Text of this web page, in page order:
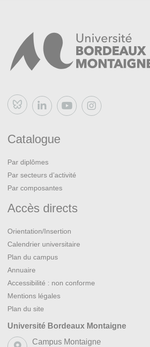
Bluesky
Catalogue
Par diplômes
Par secteurs d’activité
Par composantes
Accès directs
Orientation/Insertion
Calendrier universitaire
Plan du campus
Annuaire
Accessibilité : non conforme
Mentions légales
Plan du site
Université Bordeaux Montaigne
Campus Montaigne